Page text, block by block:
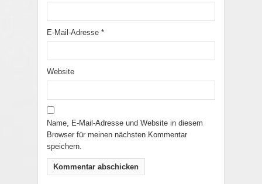
E-Mail-Adresse *
Website
Name, E-Mail-Adresse und Website in diesem
Browser für meinen nächsten Kommentar
speichern.